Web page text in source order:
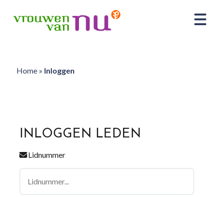
Home» Inloggen
INLOGGEN LEDEN
Lidnummer